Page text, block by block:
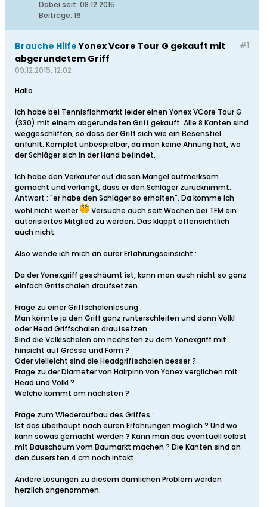
Dabei seit: 08.12.2015
Beiträge: 16
#1
Brauche HilfeYonex Vcore Tour G gekauft mit
abgerundetem Griff
09.12.2015, 12:02
Hallo
Ich habe bei Tennisflohmarkt leider einen Yonex VCore Tour G
(330) mit einem abgerundeten Griff gekauft. Alle 8 Kanten sind
weggeschliffen, so dass der Griff sich wie ein Besenstiel
anfühlt. Komplet unbespielbar, da man keine Ahnung hat, wo
der Schläger sich in der Hand befindet.
Ich habe den Verkäufer auf diesen Mangel aufmerksam
gemacht und verlangt, dass er den Schläger zurücknimmt.
Antwort : "er habe den Schläger so erhalten". Da komme ich
wohl nicht weiter
Versuche auch seit Wochen bei TFM ein
autorisiertes Mitglied zu werden. Das klappt offensichtlich
auch nicht.
Also wende ich mich an eurer Erfahrungseinsicht :
Da der Yonexgriff geschäumt ist, kann man auch nicht so ganz
einfach Griffschalen draufsetzen.
Frage zu einer Griffschalenlösung :
Man könnte ja den Griff ganz runterschleifen und dann Völkl
oder Head Griffschalen draufsetzen.
Sind die Völklschalen am nächsten zu dem Yonexgriff mit
hinsicht auf Grösse und Form ?
Oder vielleicht sind die Headgriffschalen besser ?
Frage zu der Diameter von Hairpinn von Yonex verglichen mit
Head und Völkl ?
Welche kommt am nächsten ?
Frage zum Wiederaufbau des Griffes :
Ist das überhaupt nach euren Erfahrungen möglich ? Und wo
kann sowas gemacht werden ? Kann man das eventuell selbst
mit Bauschaum vom Baumarkt machen ? Die Kanten sind an
den äusersten 4 cm noch intakt.
Andere Lösungen zu diesem dämlichen Problem werden
herzlich angenommen.